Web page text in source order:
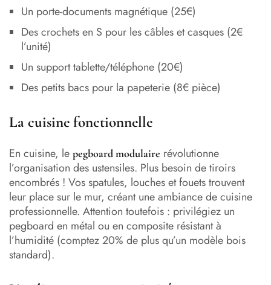
Un porte-documents magnétique (25€)
Des crochets en S pour les câbles et casques (2€
l’unité)
Un support tablette/téléphone (20€)
Des petits bacs pour la papeterie (8€ pièce)
La cuisine fonctionnelle
En cuisine, le pegboard modulaire révolutionne
l’organisation des ustensiles. Plus besoin de tiroirs
encombrés ! Vos spatules, louches et fouets trouvent
leur place sur le mur, créant une ambiance de cuisine
professionnelle. Attention toutefois : privilégiez un
pegboard en métal ou en composite résistant à
l’humidité (comptez 20% de plus qu’un modèle bois
standard).